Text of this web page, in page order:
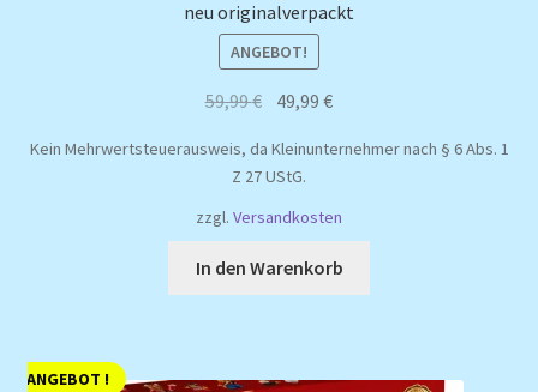
neu originalverpackt
ANGEBOT!
59,99€ Ursprünglicher
war:
59,99 €
49,99€Aktueller
ist:
Kein Mehrwertsteuerausweis, da Kleinunternehmer nach § 6 Abs. 1
Z 27 UStG.
zzgl. Versandkosten
In den Warenkorb
ANGEBOT !